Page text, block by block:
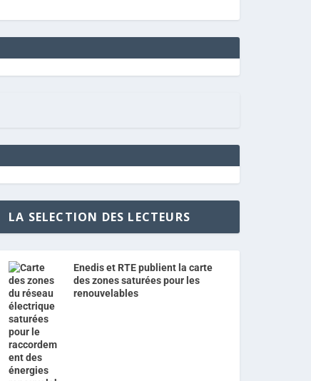
LA SELECTION DES LECTEURS
Enedis et RTE publient la carte
des zones saturées pour les
renouvelables